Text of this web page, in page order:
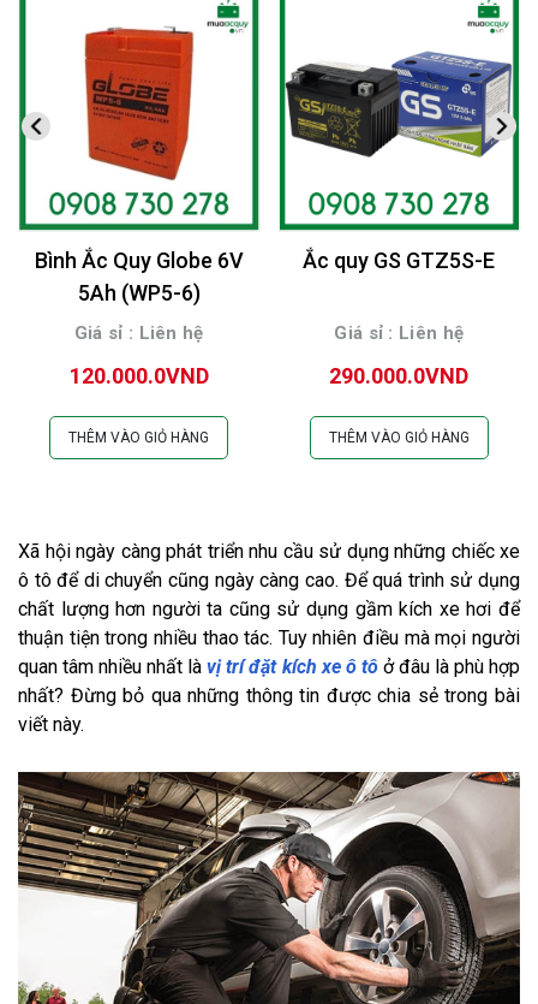
Bình Ắc Quy Globe 6V
5Ah (WP5-6)
Giá sỉ : Liên hệ
120.000.0VND
THÊM VÀO GIỎ HÀNG
Ắc quy GS GTZ5S-E
Giá sỉ : Liên hệ
290.000.0VND
THÊM VÀO GIỎ HÀNG
Xã hội ngày càng phát triển nhu cầu sử dụng những chiếc xe
ô tô để di chuyển cũng ngày càng cao. Để quá trình sử dụng
chất lượng hơn người ta cũng sử dụng gầm kích xe hơi để
thuận tiện trong nhiều thao tác. Tuy nhiên điều mà mọi người
quan tâm nhiều nhất làvị trí đặt kích xe ô tôở đâu là phù hợp
nhất? Đừng bỏ qua những thông tin được chia sẻ trong bài
viết này.